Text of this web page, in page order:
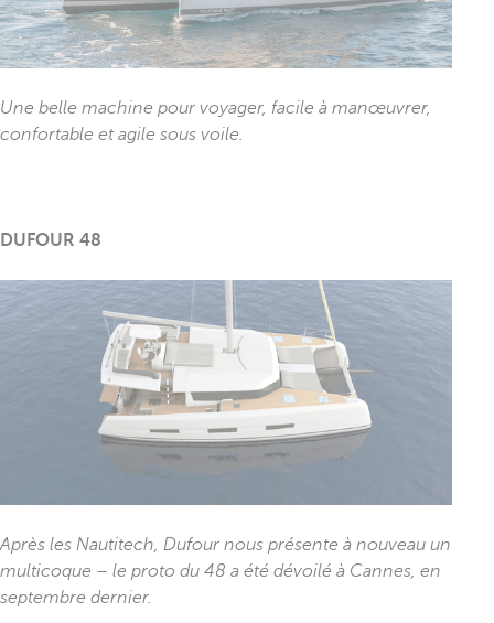
Une belle machine pour voyager, facile à manœuvrer,
confortable et agile sous voile.
DUFOUR 48
Après les Nautitech, Dufour nous présente à nouveau un
multicoque – le proto du 48 a été dévoilé à Cannes, en
septembre dernier.